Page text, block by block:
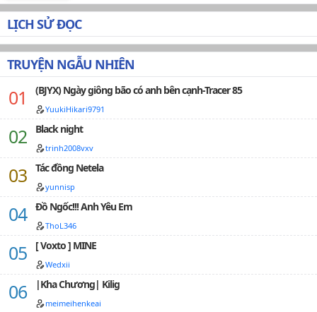
1x1, HE Nhân vật : Lam Vong Cơ ♡ Ngụy Vô Tiện, băng
lãnh muộn tao Công x tà mị lưu manh thụ Ngoài ra
còn có vô vàn cpl fanship ╭(╯ε╰)╮ ╭(╯ε╰)╮ ~ Anh công
muộn tao nguyện chờ vợ 13 năm, xử nam chân chính
nhưng lần đầu xxx vẫn vô sự tự thông đánh dã chiến
người về, mang về ... giấu đi". " Mỗi ngày chính là mỗi
ngày " ( tần suất xxx ) ~ Bạn thụ lưu manh vô sỉ, dùng
bãi tha ma làm nhà khiến người người khiếp sợ .
Nhưng thực chất tính cách thoát tuyến. Câu nói để đời
: " Ta thực sự muốn lên giường với ngươi " *** Nguồn
trên hình.…
LỊCH SỬ ĐỌC
TRUYỆN NGẪU NHIÊN
(BJYX) Ngày giông bão có anh bên cạnh-Tracer 85
YuukiHikari9791
Black night
trinh2008vxv
Tác đồng Netela
yunnisp
Đồ Ngốc!!! Anh Yêu Em
ThoL346
[ Voxto ] MINE
Wedxii
|Kha Chương| Kilig
meimeihenkeai